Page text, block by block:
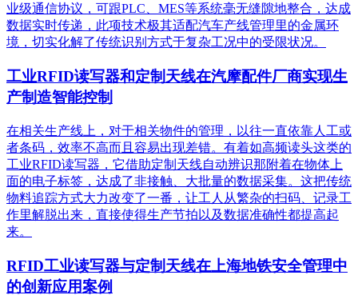
业级通信协议，可跟PLC、MES等系统毫无缝隙地整合，达成
数据实时传递，此项技术极其适配汽车产线管理里的金属环
境，切实化解了传统识别方式于复杂工况中的受限状况。
工业RFID读写器和定制天线在汽摩配件厂商实现生
产制造智能控制
在相关生产线上，对于相关物件的管理，以往一直依靠人工或
者条码，效率不高而且容易出现差错。有着如高频读头这类的
工业RFID读写器，它借助定制天线自动辨识那附着在物体上
面的电子标签，达成了非接触、大批量的数据采集。这把传统
物料追踪方式大力改变了一番，让工人从繁杂的扫码、记录工
作里解脱出来，直接使得生产节拍以及数据准确性都提高起
来。
RFID工业读写器与定制天线在上海地铁安全管理中
的创新应用案例